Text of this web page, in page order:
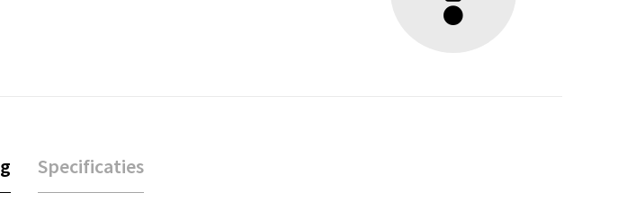
Specificaties